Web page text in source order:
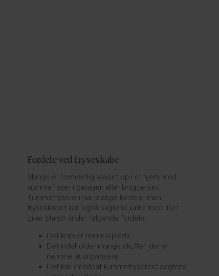
Fordele ved fryseskabe
Mange er formentlig vokset op i et hjem med
kummefryser i garagen eller bryggerset.
Kummefryseren har mange fordele, men
fryseskabet kan også sagtens være med. Det
giver blandt andet følgende fordele:
Det kræver minimal plads.
Det indeholder mange skuffer, der er
nemme at organisere.
Det kan (modsat kummefryseren) sagtens